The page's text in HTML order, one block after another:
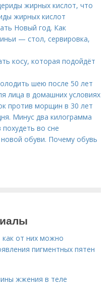
жирных кислот, что
жирных кислот
Новый год. Как
— стол, сервировка,
косу, которая подойдёт
шею после 50 лет
лица в домашних условиях
против морщин в 30 лет
Минус два килограмма
во сне
обуви. Почему обувь
как от них можно
пигментных пятен
жжения в теле